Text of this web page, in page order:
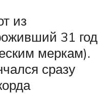
из
31 год
меркам).
сразу